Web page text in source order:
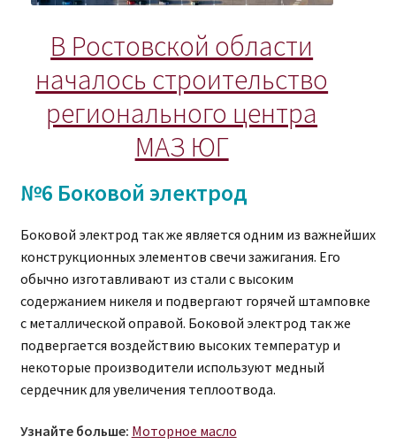
В Ростовской области
началось строительство
регионального центра
МАЗ ЮГ
№6 Боковой электрод
Боковой электрод так же является одним из важнейших
конструкционных элементов свечи зажигания. Его
обычно изготавливают из стали с высоким
содержанием никеля и подвергают горячей штамповке
с металлической оправой. Боковой электрод так же
подвергается воздействию высоких температур и
некоторые производители используют медный
сердечник для увеличения теплоотвода.
Узнайте больше: Моторное масло